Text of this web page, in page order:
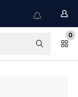
0